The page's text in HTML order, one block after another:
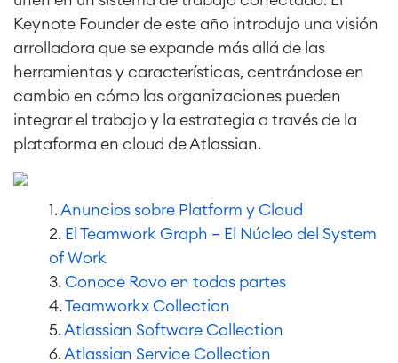
Keynote Founder de este año introdujo una visión
arrolladora que se expande más allá de las
herramientas y características, centrándose en
cambio en cómo las organizaciones pueden
integrar el trabajo y la estrategia a través de la
plataforma en cloud de Atlassian.
1.Anuncios sobre Platform y Cloud
2. El Teamwork Graph – El Núcleo del System
of Work
3. Conoce Rovo en todas partes
4.Teamworkx Collection
5.Atlassian Software Collection
6.Atlassian Service Collection